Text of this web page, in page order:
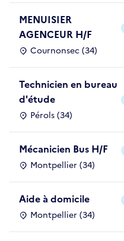
MENUISIER
AGENCEUR H/F
Cournonsec (34)
Technicien en bureau
d'étude
Pérols (34)
Mécanicien Bus H/F
Montpellier (34)
Aide à domicile
Montpellier (34)